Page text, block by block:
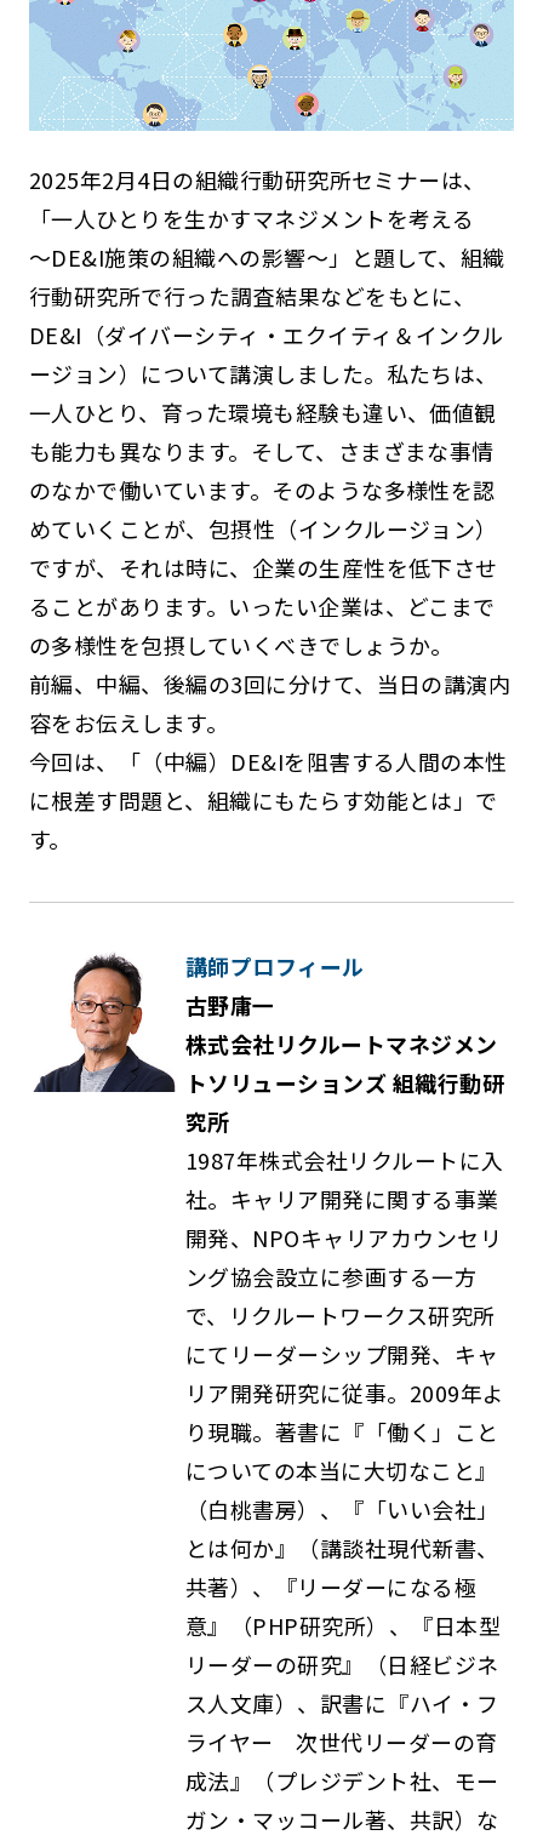
2025年2月4日の組織行動研究所セミナーは、
「一人ひとりを生かすマネジメントを考える
～DE&I施策の組織への影響～」と題して、組織
行動研究所で行った調査結果などをもとに、
DE&I（ダイバーシティ・エクイティ＆インクル
ージョン）について講演しました。私たちは、
一人ひとり、育った環境も経験も違い、価値観
も能力も異なります。そして、さまざまな事情
のなかで働いています。そのような多様性を認
めていくことが、包摂性（インクルージョン）
ですが、それは時に、企業の生産性を低下させ
ることがあります。いったい企業は、どこまで
の多様性を包摂していくべきでしょうか。
前編、中編、後編の3回に分けて、当日の講演内
容をお伝えします。
今回は、「（中編）DE&Iを阻害する人間の本性
に根差す問題と、組織にもたらす効能とは」で
す。
講師プロフィール
古野庸一
株式会社リクルートマネジメン
トソリューションズ 組織行動研
究所
1987年株式会社リクルートに入
社。キャリア開発に関する事業
開発、NPOキャリアカウンセリ
ング協会設立に参画する一方
で、リクルートワークス研究所
にてリーダーシップ開発、キャ
リア開発研究に従事。2009年よ
り現職。著書に『「働く」こと
についての本当に大切なこと』
（白桃書房）、『「いい会社」
とは何か』（講談社現代新書、
共著）、『リーダーになる極
意』（PHP研究所）、『日本型
リーダーの研究』（日経ビジネ
ス人文庫）、訳書に『ハイ・フ
ライヤー 次世代リーダーの育
成法』（プレジデント社、モー
ガン・マッコール著、共訳）な